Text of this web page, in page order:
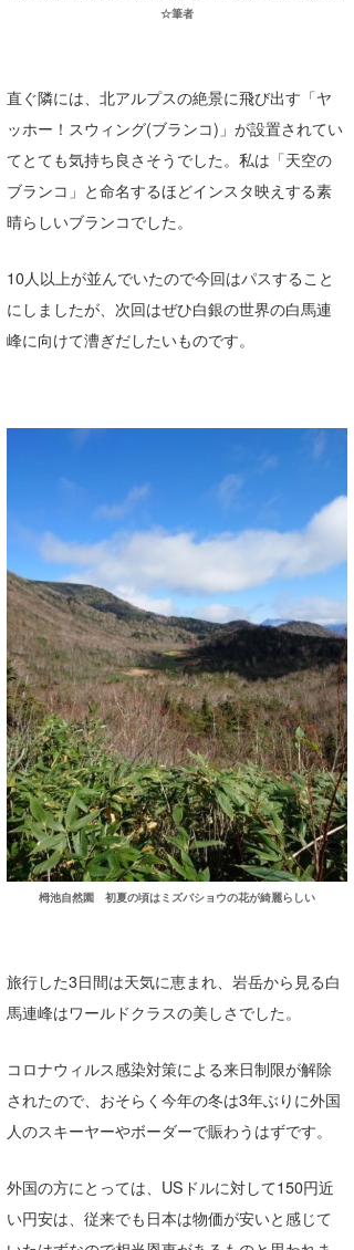
☆筆者
直ぐ隣には、北アルプスの絶景に飛び出す「ヤ
ッホー！スウィング(ブランコ)」が設置されてい
てとても気持ち良さそうでした。私は「天空の
ブランコ」と命名するほどインスタ映えする素
晴らしいブランコでした。
10人以上が並んでいたので今回はパスすること
にしましたが、次回はぜひ白銀の世界の白馬連
峰に向けて漕ぎだしたいものです。
栂池自然園 初夏の頃はミズバショウの花が綺麗らしい
旅行した3日間は天気に恵まれ、岩岳から見る白
馬連峰はワールドクラスの美しさでした。
コロナウィルス感染対策による来日制限が解除
されたので、おそらく今年の冬は3年ぶりに外国
人のスキーヤーやボーダーで賑わうはずです。
外国の方にとっては、USドルに対して150円近
い円安は、従来でも日本は物価が安いと感じて